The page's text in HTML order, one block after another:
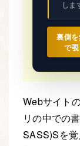
しま
裏側
で覗
Webサイト
リの中での
SASS)Sを